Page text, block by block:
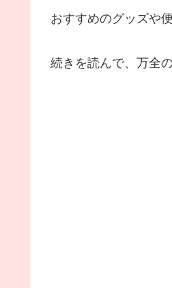
おすすめのグッズや
続きを読んで、万全